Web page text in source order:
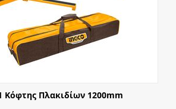
Κόφτης Πλακιδίων 1200mm